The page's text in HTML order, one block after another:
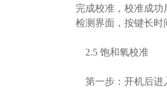
完成校准，校准成功
检测界面，按键长时
2.5 饱和氧校准
第一步：开机后进